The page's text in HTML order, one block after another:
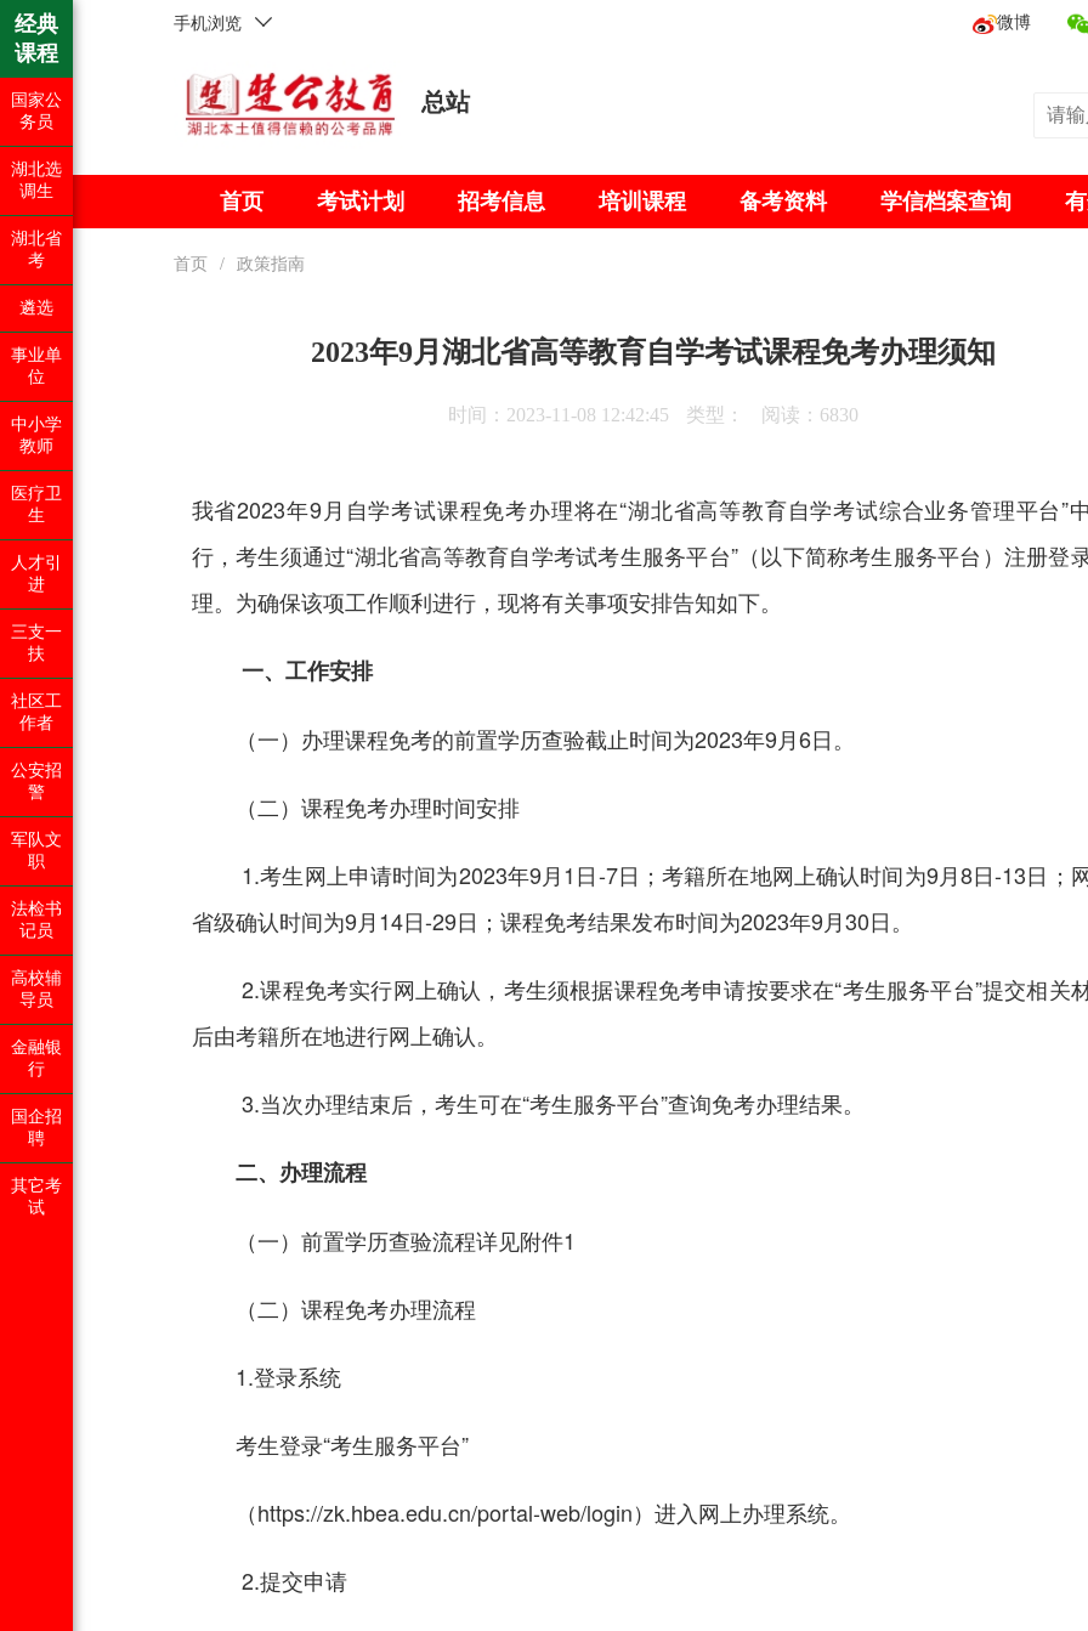
手机浏览 微博
总站
首页 考试计划 招考信息 培训课程 备考资料 学信档案查询
首页 / 政策指南
2023年9月湖北省高等教育自学考试课程免考办理须知
时间：2023-11-08 12:42:45 类型： 阅读：6830
我省2023年9月自学考试课程免考办理将在“湖北省高等教育自学考试综合业务管理平台”
行，考生须通过“湖北省高等教育自学考试考生服务平台”（以下简称考生服务平台）注册登
理。为确保该项工作顺利进行，现将有关事项安排告知如下。
一、工作安排
（一）办理课程免考的前置学历查验截止时间为2023年9月6日。
（二）课程免考办理时间安排
1.考生网上申请时间为2023年9月1日-7日；考籍所在地网上确认时间为9月8日-13日；
省级确认时间为9月14日-29日；课程免考结果发布时间为2023年9月30日。
2.课程免考实行网上确认，考生须根据课程免考申请按要求在“考生服务平台”提交相关
后由考籍所在地进行网上确认。
3.当次办理结束后，考生可在“考生服务平台”查询免考办理结果。
二、办理流程
（一）前置学历查验流程详见附件1
（二）课程免考办理流程
1.登录系统
考生登录“考生服务平台”
（https://zk.hbea.edu.cn/portal-web/login）进入网上办理系统。
2.提交申请
经典
课程
国家公
务员
湖北选
调生
湖北省
考
遴选
事业单
位
中小学
教师
医疗卫
生
人才引
进
三支一
扶
社区工
作者
公安招
警
军队文
职
法检书
记员
高校辅
导员
金融银
行
国企招
聘
其它考
试